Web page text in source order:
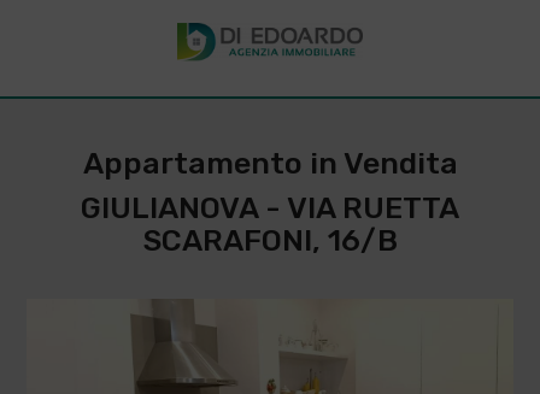
Appartamento in Vendita
GIULIANOVA - VIA RUETTA
SCARAFONI, 16/B